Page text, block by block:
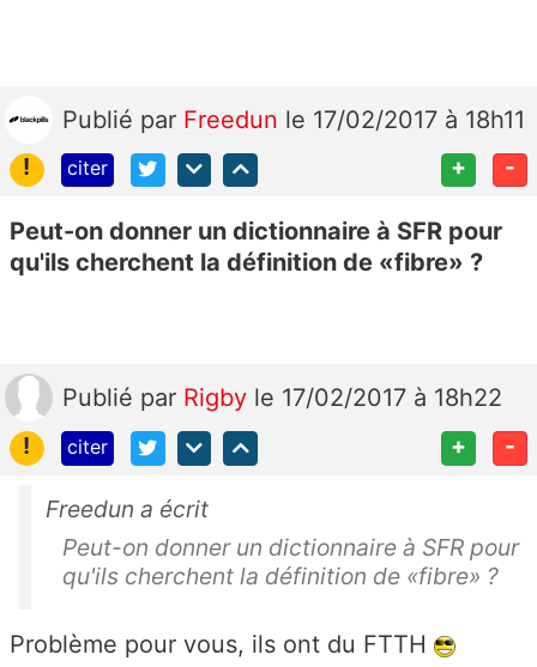
Publié par Freedun le 17/02/2017 à 18h11
!
citer + -
Peut-on donner un dictionnaire à SFR pour
qu'ils cherchent la définition de «fibre» ?
Publié par Rigby le 17/02/2017 à 18h22
!
citer + -
Freedun a écrit
Peut-on donner un dictionnaire à SFR pour
qu'ils cherchent la définition de «fibre» ?
Problème pour vous, ils ont du FTTH